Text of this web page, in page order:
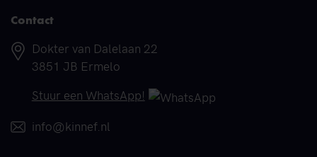
Contact
Adres
Dokter van Dalelaan 22
3851 JB Ermelo
Telefoonnummer
Stuur een WhatsApp!
E-mail
info@kinnef.nl